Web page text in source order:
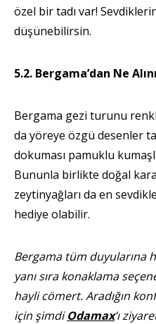
özel bir tadı var!
düşünebilirsin.
5.2. Bergama’dan Ne
Bergama gezi turunu
da yöreye özgü desenler
dokuması pamuklu
Bununla birlikte doğal
zeytinyağları da en
hediye olabilir.
Bergama tüm duyularına
yanı sıra konaklama
hayli cömert. Aradığın
için şimdiOdamax’ı